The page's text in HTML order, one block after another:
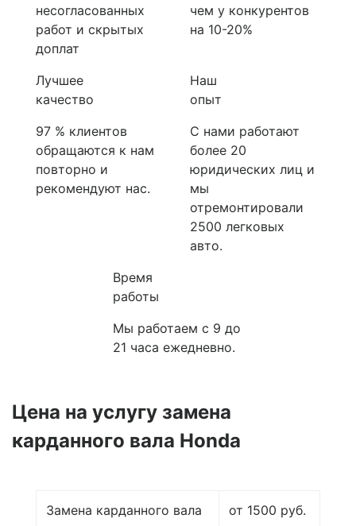
несогласованных
работ и скрытых
доплат
чем у конкурентов
на 10-20%
Лучшее
качество
97 % клиентов
обращаются к нам
повторно и
рекомендуют нас.
Наш
опыт
С нами работают
более 20
юридических лиц и
мы
отремонтировали
2500 легковых
авто.
Время
работы
Мы работаем с 9 до
21 часа ежедневно.
Цена на услугу замена
карданного вала Honda
Замена карданного вала от 1500 руб.